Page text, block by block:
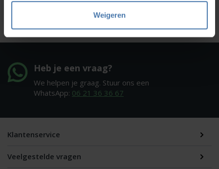
Weigeren
Heb je een vraag?
We helpen je graag. Stuur ons een
WhatsApp: 06 21 36 36 67
Klantenservice
Veelgestelde vragen